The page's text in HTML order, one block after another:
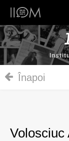
Înapoi
Volosciuc